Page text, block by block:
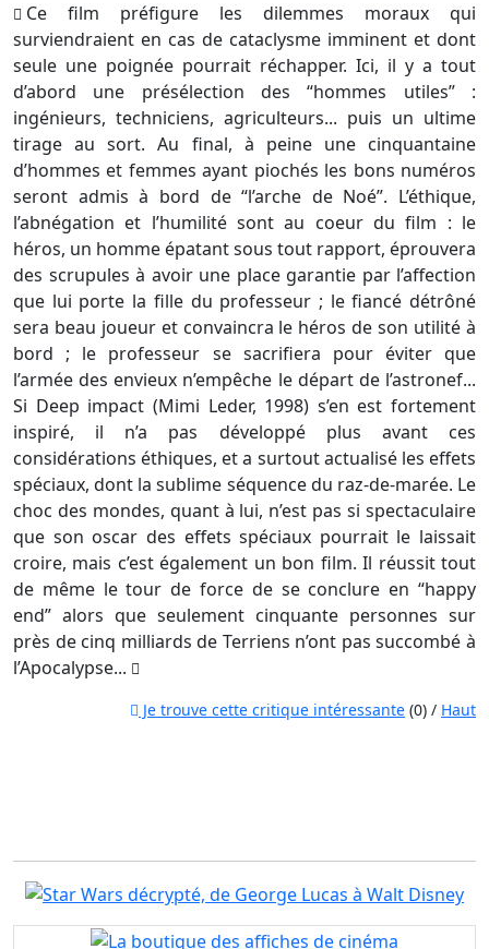
Ce film préfigure les dilemmes moraux qui
surviendraient en cas de cataclysme imminent et dont
seule une poignée pourrait réchapper. Ici, il y a tout
d’abord une présélection des “hommes utiles” :
ingénieurs, techniciens, agriculteurs... puis un ultime
tirage au sort. Au final, à peine une cinquantaine
d’hommes et femmes ayant piochés les bons numéros
seront admis à bord de “l’arche de Noé”. L’éthique,
l’abnégation et l’humilité sont au coeur du film : le
héros, un homme épatant sous tout rapport, éprouvera
des scrupules à avoir une place garantie par l’affection
que lui porte la fille du professeur ; le fiancé détrôné
sera beau joueur et convaincra le héros de son utilité à
bord ; le professeur se sacrifiera pour éviter que
l’armée des envieux n’empêche le départ de l’astronef...
Si Deep impact (Mimi Leder, 1998) s’en est fortement
inspiré, il n’a pas développé plus avant ces
considérations éthiques, et a surtout actualisé les effets
spéciaux, dont la sublime séquence du raz-de-marée. Le
choc des mondes, quant à lui, n’est pas si spectaculaire
que son oscar des effets spéciaux pourrait le laissait
croire, mais c’est également un bon film. Il réussit tout
de même le tour de force de se conclure en “happy
end” alors que seulement cinquante personnes sur
près de cinq milliards de Terriens n’ont pas succombé à
l’Apocalypse...
Je trouve cette critique intéressante (0) / Haut